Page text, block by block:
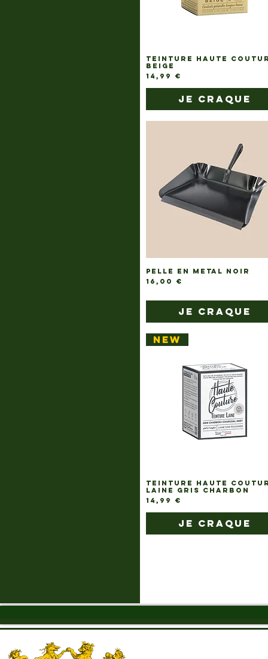
TEINTURE HAUTE
BEIGE
Prix
14,99 €
je craque
PELLE EN METAL NOIR
Prix
16,00 €
je craque
NEW
TEINTURE HAUTE
LAINE GRIS CHARBON
Prix
14,99 €
je craque